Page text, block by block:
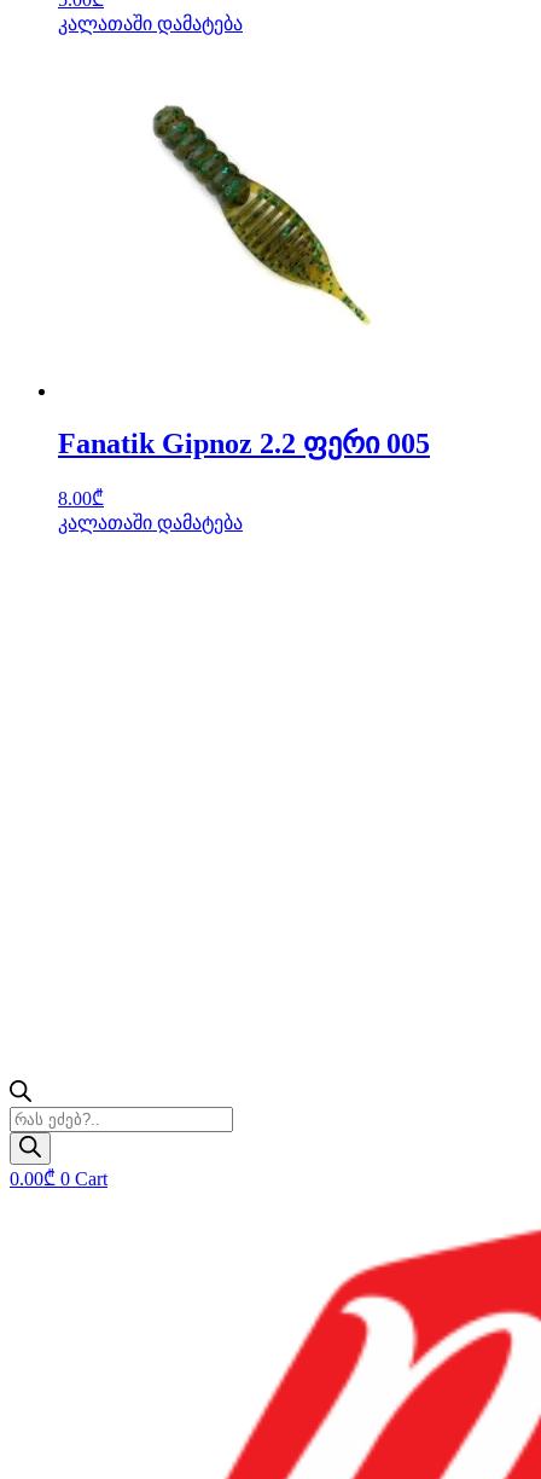
კალათაში დამატება
Fanatik Gipnoz 2.2 ფერი 005
8.00₾
კალათაში დამატება
Products
search
0.00₾ 0 Cart